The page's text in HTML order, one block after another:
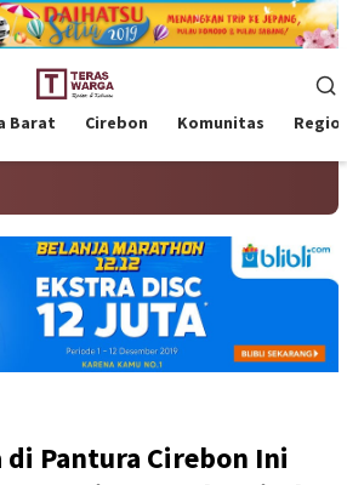
Barat Cirebon Komunitas
di Pantura Cirebon Ini